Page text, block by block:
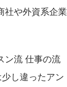
社や外資系企業
ン流 仕事の流
し違ったアン